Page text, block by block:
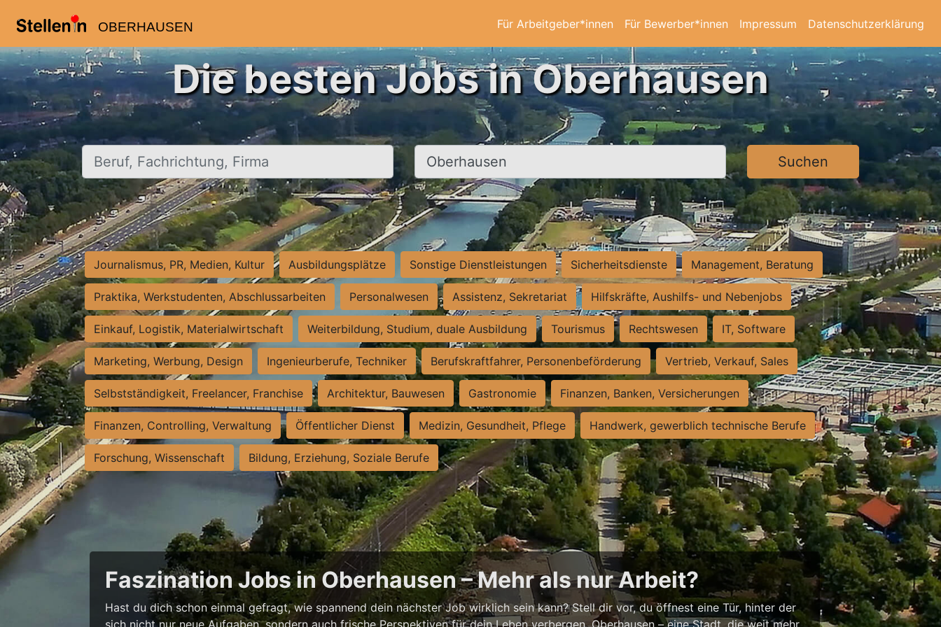
OBERHAUSEN Für Arbeitgeber*innen Für Bewerber*innen Impressum Datenschutzerklärung
Die besten Jobs in Oberhausen
Beruf, Fachrichtung, Firma Ort, Stadt Suchen
Journalismus, PR, Medien, Kultur Ausbildungsplätze Sonstige Dienstleistungen Sicherheitsdienste Management, Beratung
Praktika, Werkstudenten, Abschlussarbeiten Personalwesen Assistenz, Sekretariat Hilfskräfte, Aushilfs- und Nebenjobs
Einkauf, Logistik, Materialwirtschaft Weiterbildung, Studium, duale Ausbildung Tourismus Rechtswesen IT, Software
Marketing, Werbung, Design Ingenieurberufe, Techniker Berufskraftfahrer, Personenbeförderung Vertrieb, Verkauf, Sales
Selbstständigkeit, Freelancer, Franchise Architektur, Bauwesen Gastronomie Finanzen, Banken, Versicherungen
Finanzen, Controlling, Verwaltung Öffentlicher Dienst Medizin, Gesundheit, Pflege Handwerk, gewerblich technische Berufe
Forschung, Wissenschaft Bildung, Erziehung, Soziale Berufe
Faszination Jobs in Oberhausen – Mehr als nur Arbeit?
Hast du dich schon einmal gefragt, wie spannend dein nächster Job wirklich sein kann? Stell dir vor, du öffnest eine Tür, hinter der